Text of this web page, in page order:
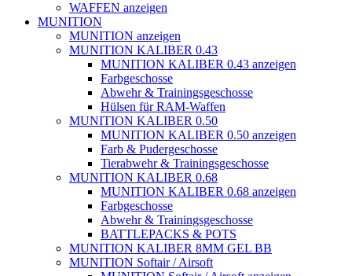
WAFFEN anzeigen
MUNITION
MUNITION anzeigen
MUNITION KALIBER 0.43
MUNITION KALIBER 0.43 anzeigen
Farbgeschosse
Abwehr & Trainingsgeschosse
Hülsen für RAM-Waffen
MUNITION KALIBER 0.50
MUNITION KALIBER 0.50 anzeigen
Farb & Pudergeschosse
Tierabwehr & Trainingsgeschosse
MUNITION KALIBER 0.68
MUNITION KALIBER 0.68 anzeigen
Farbgeschosse
Abwehr & Trainingsgeschosse
BATTLEPACKS & POTS
MUNITION KALIBER 8MM GEL BB
MUNITION Softair / Airsoft